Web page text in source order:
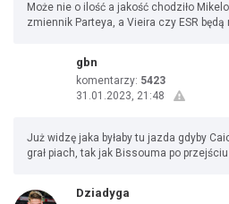
Może nie o ilość a jakość chodziło
zmiennik Parteya, a Vieira czy ESR będą
gbn
komentarzy: 5423
31.01.2023, 21:48
Już widzę jaka byłaby tu jazda gdyby
grał piach, tak jak Bissouma po
Dziadyga